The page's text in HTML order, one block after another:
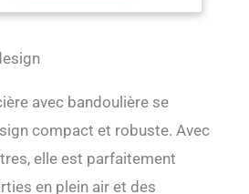
JOURS: L'isolation en
dans le couvercle et le corps
performances de
refroidissement pour garder
boissons et aliments au
avec bandoulière se
compact et robuste. Avec
elle est parfaitement
en plein air et des